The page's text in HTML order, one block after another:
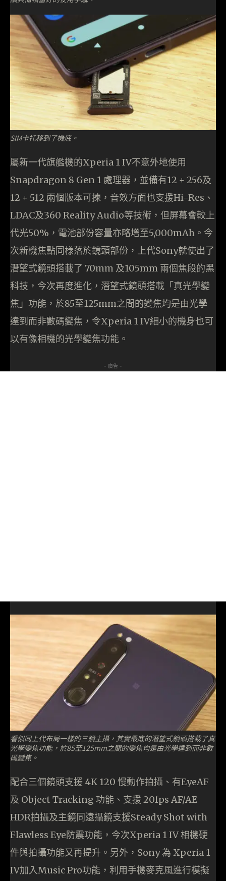
SIM卡托移到了機底。
屬新一代旗艦機的Xperia 1 IV不意外地使用
Snapdragon 8 Gen 1 處理器，並備有12 + 256及
12 + 512 兩個版本可揀，音效方面也支援Hi-Res、
LDAC及360 Reality Audio等技術，但屏幕會較上
代光50%，電池部份容量亦略增至5,000mAh。今
次新機焦點同樣落於鏡頭部份，上代Sony就使出了
潛望式鏡頭搭載了 70mm 及105mm 兩個焦段的黑
科技，今次再度進化，潛望式鏡頭搭載「真光學變
焦」功能，於85至125mm之間的變焦均是由光學
達到而非數碼變焦，令Xperia 1 IV細小的機身也可
以有像相機的光學變焦功能。
- 廣告 -
看似同上代布局一樣的三鏡主攝，其實最底的潛望式鏡頭搭載了真
光學變焦功能，於85至125mm之間的變焦均是由光學達到而非數
碼變焦。
配合三個鏡頭支援 4K 120 慢動作拍攝、有EyeAF
及 Object Tracking 功能、支援 20fps AF/AE
HDR拍攝及主鏡同遠攝鏡支援Steady Shot with
Flawless Eye防震功能，今次Xperia 1 IV 相機硬
件與拍攝功能又再提升。另外，Sony 為 Xperia 1
IV加入Music Pro功能，利用手機麥克風進行模擬